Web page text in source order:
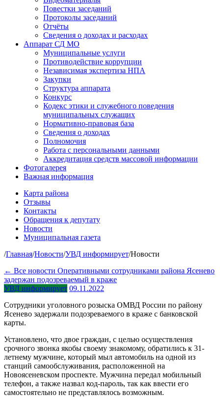
Повестки заседаний
Протоколы заседаний
Отчёты
Сведения о доходах и расходах
Аппарат СД МО
Муниципальные услуги
Противодействие коррупции
Независимая экспертиза НПА
Закупки
Структура аппарата
Конкурс
Кодекс этики и служебного поведения
муниципальных служащих
Нормативно-правовая база
Сведения о доходах
Полномочия
Работа с персональными данными
Аккредитация средств массовой информации
Фотогалерея
Важная информация
Карта района
Отзывы
Контакты
Обращения к депутату
Новости
Муниципальная газета
/Главная/Новости/УВД информирует/Новости
← Все новости Оперативными сотрудниками района Ясенево
задержан подозреваемый в краже
УВД информирует 09.11.2022
Сотрудники уголовного розыска ОМВД России по району
Ясенево задержали подозреваемого в краже с банковской
карты.
Установлено, что двое граждан, с целью осуществления
срочного звонка якобы своему знакомому, обратились к 31-
летнему мужчине, который мыл автомобиль на одной из
станций самообслуживания, расположенной на
Новоясеневском проспекте. Мужчина передал мобильный
телефон, а также назвал код-пароль, так как ввести его
самостоятельно не представлялось возможным.